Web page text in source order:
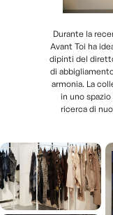
Durante la
Avant Toi ha
dipinti del
di
armonia. La
in uno
ricerca di